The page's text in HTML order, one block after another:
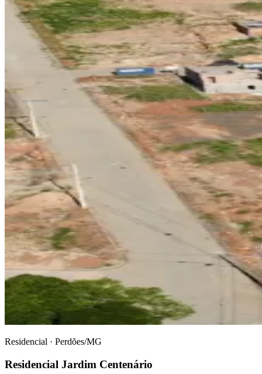
Residencial · Perdões/MG
Residencial Jardim Centenário